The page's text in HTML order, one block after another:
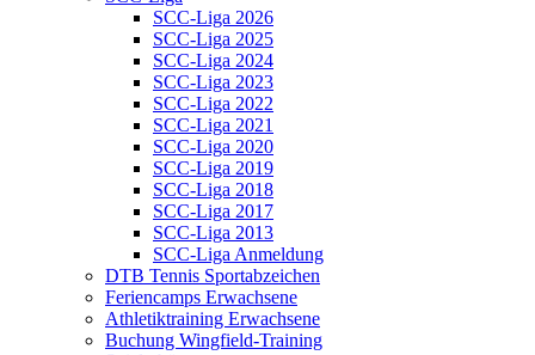
SCC-Liga 2026
SCC-Liga 2025
SCC-Liga 2024
SCC-Liga 2023
SCC-Liga 2022
SCC-Liga 2021
SCC-Liga 2020
SCC-Liga 2019
SCC-Liga 2018
SCC-Liga 2017
SCC-Liga 2013
SCC-Liga Anmeldung
DTB Tennis Sportabzeichen
Feriencamps Erwachsene
Athletiktraining Erwachsene
Buchung Wingfield-Training